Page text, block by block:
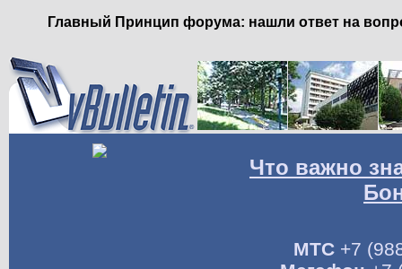
Главный Принцип форума: нашли ответ на
Что важно
МТС+7